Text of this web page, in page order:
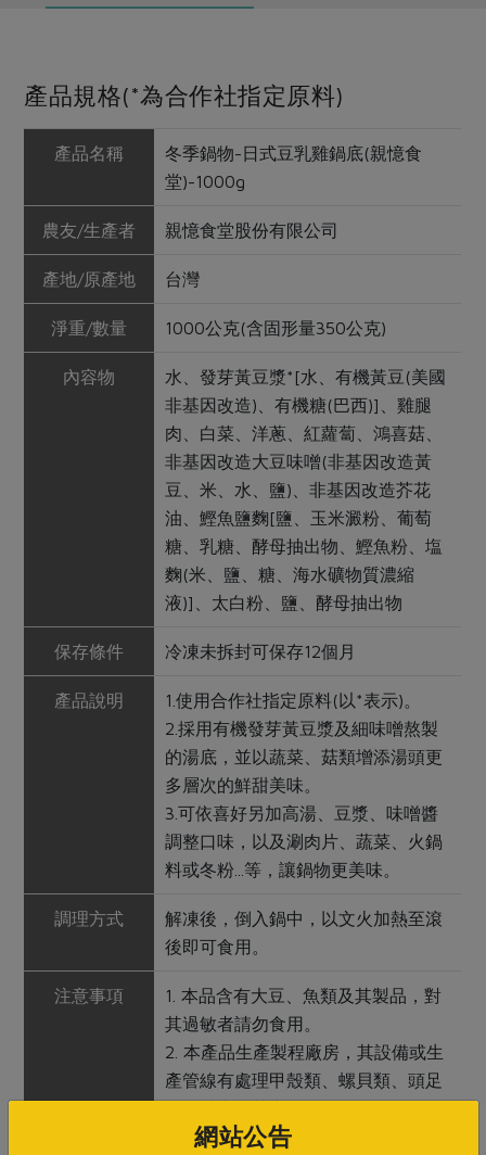
產品規格(*為合作社指定原料)
產品名稱
冬季鍋物-日式豆乳雞鍋底(親憶食
堂)-1000g
農友/生產者 親憶食堂股份有限公司
產地/原產地 台灣
淨重/數量 1000公克(含固形量350公克)
內容物
水、發芽黃豆漿*[水、有機黃豆(美國
非基因改造)、有機糖(巴西)]、雞腿
肉、白菜、洋蔥、紅蘿蔔、鴻喜菇、
非基因改造大豆味噌(非基因改造黃
豆、米、水、鹽)、非基因改造芥花
油、鰹魚鹽麴[鹽、玉米澱粉、葡萄
糖、乳糖、酵母抽出物、鰹魚粉、塩
麴(米、鹽、糖、海水礦物質濃縮
液)]、太白粉、鹽、酵母抽出物
保存條件 冷凍未拆封可保存12個月
產品說明
1.使用合作社指定原料(以*表示)。
2.採用有機發芽黃豆漿及細味噌熬製
的湯底，並以蔬菜、菇類增添湯頭更
多層次的鮮甜美味。
3.可依喜好另加高湯、豆漿、味噌醬
調整口味，以及涮肉片、蔬菜、火鍋
料或冬粉...等，讓鍋物更美味。
調理方式
解凍後，倒入鍋中，以文火加熱至滾
後即可食用。
注意事項
1. 本品含有大豆、魚類及其製品，對
其過敏者請勿食用。
2. 本產品生產製程廠房，其設備或生
產管線有處理甲殼類、螺貝類、頭足
用亞硫鹽類及其製品。
網站公告